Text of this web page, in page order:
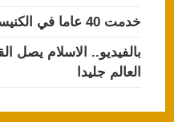
خدمت 40 عاما في الكنيسة والان اعترف بهذا السر!
بالفيديو.. الاسلام يصل
العالم جليدا